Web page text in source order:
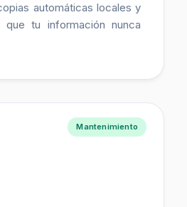
automáticas locales y
tu información nunca
Mantenimiento